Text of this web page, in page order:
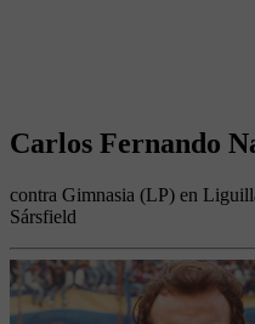
Carlos Fernando
contra Gimnasia (LP) en
Sársfield